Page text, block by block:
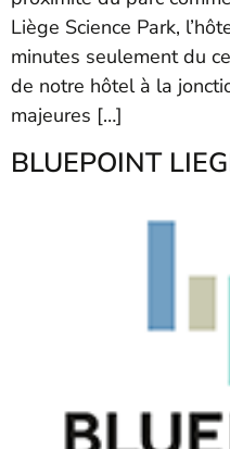
Liège Science Park,
minutes seulement du
de notre hôtel à la
majeures […]
BLUEPOINT